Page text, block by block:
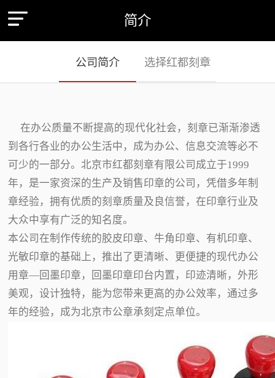
简介
公司简介 选择红都刻章
在办公质量不断提高的现代化社会，刻章已渐渐渗透
到各行各业的办公生活中，成为办公、信息交流等必不
可少的一部分。北京市红都刻章有限公司成立于1999
年，是一家资深的生产及销售印章的公司，凭借多年制
章经验，拥有优质的刻章质量及良信誉，在印章行业及
大众中享有广泛的知名度。
本公司在制作传统的胶皮印章、牛角印章、有机印章、
光敏印章的基础上，推出了更清晰、更便捷的现代办公
用章—回墨印章，回墨印章印台内置，印迹清晰，外形
美观，设计独特，能为您带来更高的办公效率，通过多
年的经验，成为北京市公章承刻定点单位。